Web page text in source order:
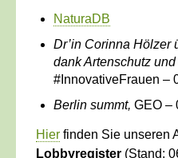
NaturaDB
Dr’in Corinna Hölzer
dank Artenschutz
#InnovativeFrauen –
Berlin summt, GEO –
Hier finden Sie unseren
Lobbyregister (Stand: